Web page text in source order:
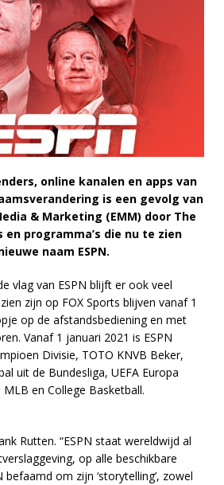
online kanalen en apps van
is een gevolg van
& Marketing (EMM) door The
programma’s die nu te zien
naam ESPN.
vlag van ESPN blijft er ook veel
zijn op FOX Sports blijven vanaf 1
op de afstandsbediening en met
Vanaf 1 januari 2021 is ESPN
Divisie, TOTO KNVB Beker,
uit de Bundesliga, UEFA Europa
en College Basketball.
Rutten. “ESPN staat wereldwijd al
op alle beschikbare
om zijn ‘storytelling’, zowel